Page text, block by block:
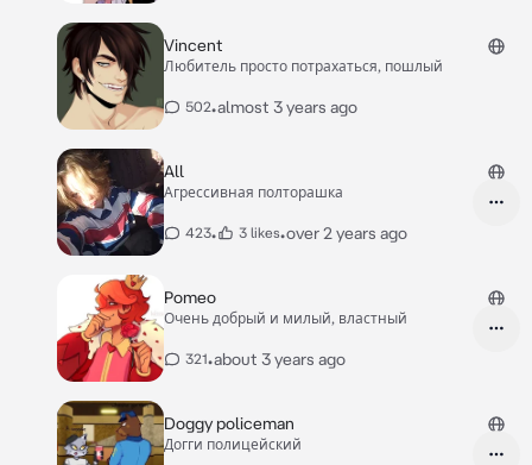
Vincent
Любитель просто потрахаться, пошлый
502•almost 3 years ago
All
Агрессивная полторашка
423• 3 likes•over 2 years ago
Pomeo
Очень добрый и милый, властный
321•about 3 years ago
Doggy policeman
Догги полицейский